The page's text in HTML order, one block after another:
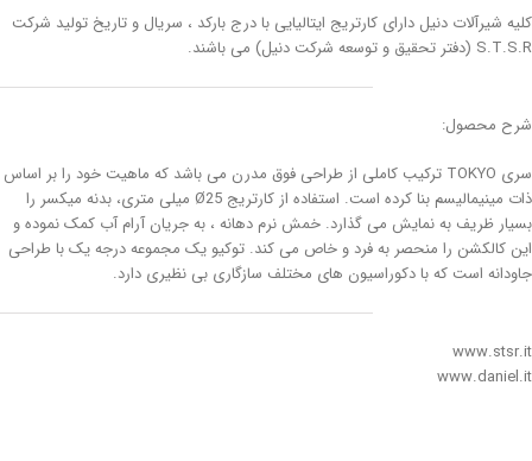
کلیه شیرآلات دنیل دارای کارتریج ایتالیایی با درج بارکد ، سریال و تاریخ تولید شرکت
S.T.S.R (دفتر تحقیق و توسعه شرکت دنیل) می باشند.
شرح محصول:
سری TOKYO ترکیب کاملی از طراحی فوق مدرن می باشد که ماهیت خود را بر اساس
ذات مینیمالیسم بنا کرده است. استفاده از کارتریج Ø25 میلی متری، بدنه میکسر را
بسیار ظریف به نمایش می گذارد. خمش نرم دهانه ، به جریان آرام آب کمک نموده و
این کالکشن را منحصر به فرد و خاص می کند. توکیو یک مجموعه درجه یک با طراحی
جاودانه است که با دکوراسیون های مختلف سازگاری بی نظیری دارد.
www.stsr.it
www.daniel.it